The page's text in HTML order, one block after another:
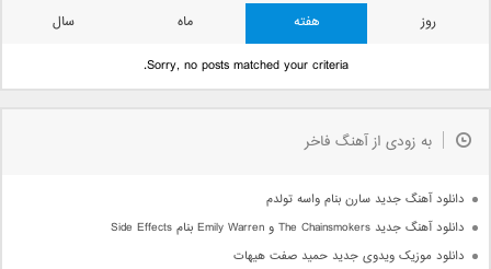
روز هفته ماه
سال
Sorry, no posts matched your criteria.
به زودی از آهنگ فاخر
دانلود آهنگ جدید سارن بنام واسه تولدم
دانلود آهنگ جدید The Chainsmokers و Emily Warren بنام Side Effects
دانلود موزیک ویدوی جدید حمید صفت هیهات